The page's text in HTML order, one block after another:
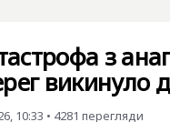
з
викинуло
10:33 • 4281 перегляди